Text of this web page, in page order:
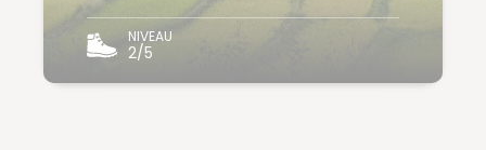
NIVEAU
2/5